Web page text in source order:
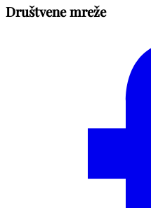
Društvene mreže